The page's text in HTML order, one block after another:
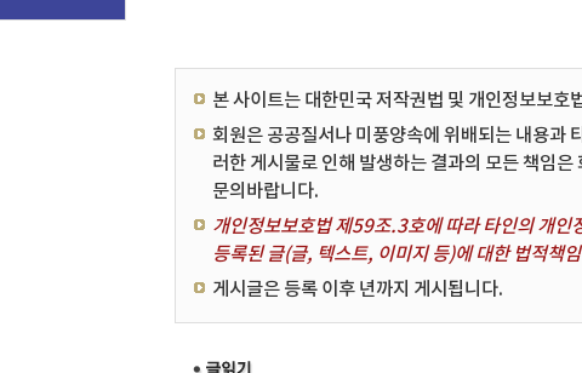
본 사이트는 대한민국 저작권법 및 개인정보보호
회원은 공공질서나 미풍양속에 위배되는 내용과
러한 게시물로 인해 발생하는 결과의 모든 책임
문의바랍니다.
개인정보보호법 제59조.3호에 따라 타인의 개
등록된 글(글, 텍스트, 이미지 등)에 대한 법적책
게시글은 등록 이후 년까지 게시됩니다.